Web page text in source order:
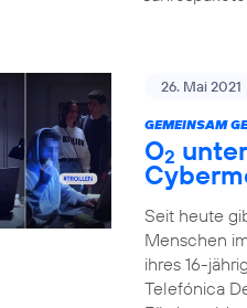
26. Mai 2021
GEMEINSAM
O2
Seit heute
Menschen
ihres 16-
Telefónica